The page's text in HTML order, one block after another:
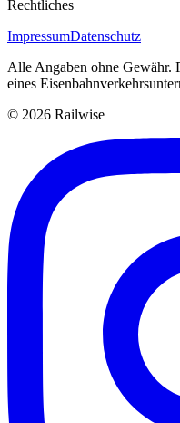
Rechtliches
ImpressumDatenschutz
Alle Angaben ohne
eines
© 2026 Railwise